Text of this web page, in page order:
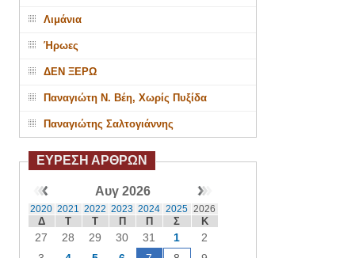
Λιμάνια
Ήρωες
ΔΕΝ ΞΕΡΩ
Παναγιώτη Ν. Βέη, Χωρίς Πυξίδα
Παναγιώτης Σαλτογιάννης
ΕΥΡΕΣΗ ΑΡΘΡΩΝ
Αυγ 2026
2020 2021 2022 2023 2024 2025 2026
Δ Τ Τ Π Π Σ Κ
27 28 29 30 31 1
2